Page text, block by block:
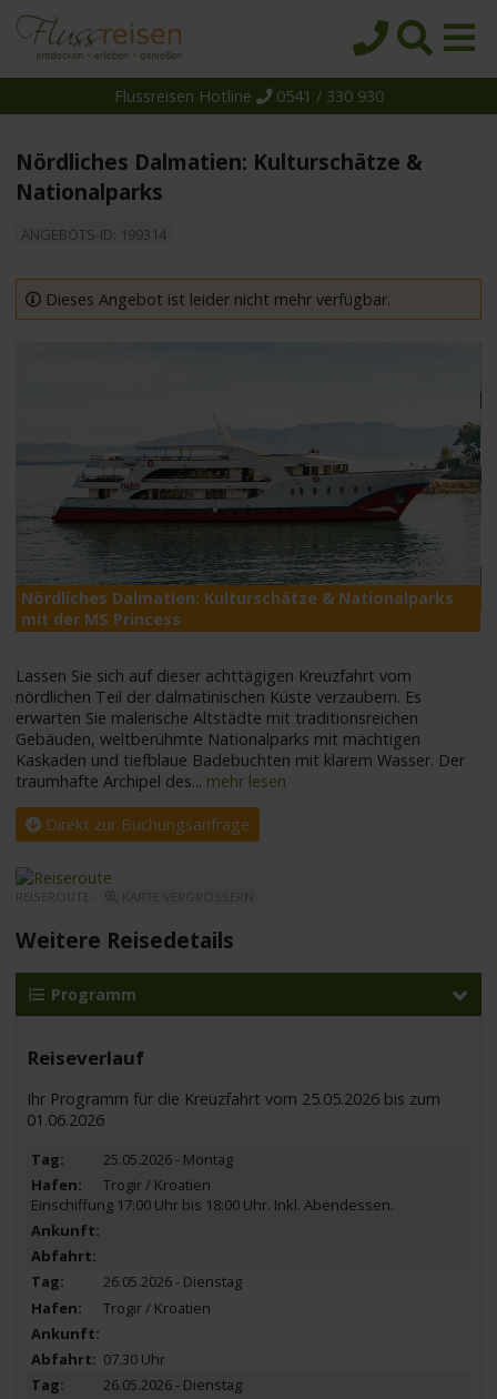
Reiseziele
Schiffe
Flussreisen Hotline 0541 / 330 930
Nördliches Dalmatien: Kulturschätze &
Nationalparks
ANGEBOTS-ID: 199314
Dieses Angebot ist leider nicht mehr verfügbar.
Nördliches Dalmatien: Kulturschätze & Nationalparks
mit der MS Princess
Lassen Sie sich auf dieser achttägigen Kreuzfahrt vom
nördlichen Teil der dalmatinischen Küste verzaubern. Es
erwarten Sie malerische Altstädte mit traditionsreichen
Gebäuden, weltberühmte Nationalparks mit mächtigen
Kaskaden und tiefblaue Badebuchten mit klarem Wasser. Der
traumhafte Archipel des... mehr lesen
Direkt zur Buchungsanfrage
REISEROUTE -
Weitere Reisedetails
Programm
Reiseverlauf
Ihr Programm für die Kreuzfahrt vom 25.05.2026 bis zum
01.06.2026
25.05.2026 - Montag
Trogir / Kroatien
Einschiffung 17:00 Uhr bis 18:00 Uhr. Inkl. Abendessen.
26.05.2026 - Dienstag
Trogir / Kroatien
07.30 Uhr
26.05.2026 - Dienstag